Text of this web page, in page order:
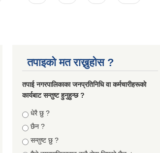
तपाइको मत राख्नुहोस ?
तपा‌ई नगरपालिकाका जनप्रतिनिधि वा कर्मचारीहरूकाे
कार्यबाट सन्तुष्ट हुनुहुन्छ ?
Choices
धेरै छु ?
छैन ?
सन्तुष्ट छु ?